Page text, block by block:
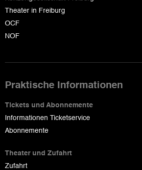
Theater in Freiburg
OCF
NOF
Praktische Informationen
Tickets und Abonnemente
Informationen Ticketservice
Abonnemente
Theater und Zufahrt
Zufahrt